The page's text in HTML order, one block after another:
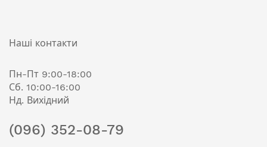
Наші контакти
Пн-Пт 9:00-18:00
Сб. 10:00-16:00
Нд. Вихідний
(096) 352-08-79